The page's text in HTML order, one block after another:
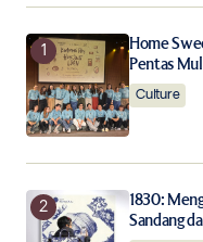
Save my name,
the next time I
Notify me of follow-
Notify me of new
Home
Pentas
Culture
1830:
Sandang